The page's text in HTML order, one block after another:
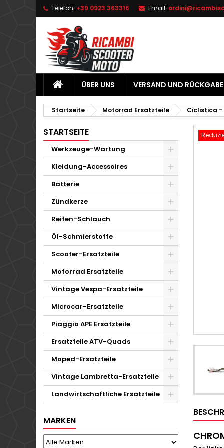
Telefon: +39 0923 363316 Email:
ÜBER UNS VERSAND UND RÜCKGABE
Startseite Motorrad Ersatzteile Ciclistica -
STARTSEITE
Werkzeuge-Wartung
Kleidung-Accessoires
Batterie
Zündkerze
Reifen-Schlauch
Öl-Schmierstoffe
Scooter-Ersatzteile
Motorrad Ersatzteile
Vintage Vespa-Ersatzteile
Microcar-Ersatzteile
Piaggio APE Ersatzteile
Ersatzteile ATV-Quads
Moped-Ersatzteile
Vintage Lambretta-Ersatzteile
Landwirtschaftliche Ersatzteile
MARKEN